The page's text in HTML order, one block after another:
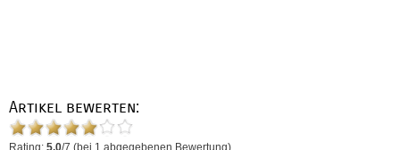
Artikel bewerten:
Rating: 5.0/7 (bei 1 abgegebenen Bewertung)